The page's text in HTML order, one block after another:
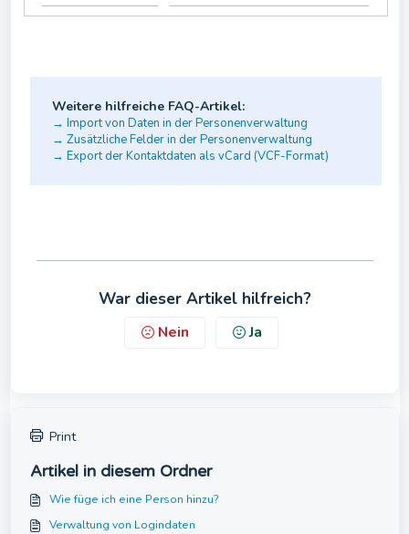
Weitere hilfreiche FAQ-Artikel:
→ Import von Daten in der Personenverwaltung
→ Zusätzliche Felder in der Personenverwaltung
→ Export der Kontaktdaten als vCard (VCF-Format)
War dieser Artikel hilfreich?
Nein Ja
Print
Artikel in diesem Ordner
Wie füge ich eine Person hinzu?
Verwaltung von Logindaten